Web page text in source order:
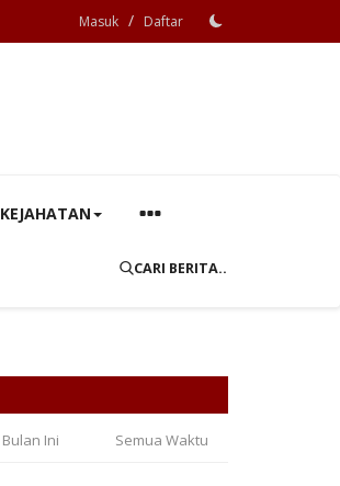
Masuk / Daftar
KEJAHATAN
CARI BERITA..
Bulan Ini Semua Waktu